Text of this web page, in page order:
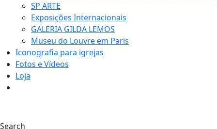
SP ARTE
Exposições Internacionais
GALERIA GILDA LEMOS
Museu do Louvre em Paris
Iconografia para igrejas
Fotos e Vídeos
Loja
Search